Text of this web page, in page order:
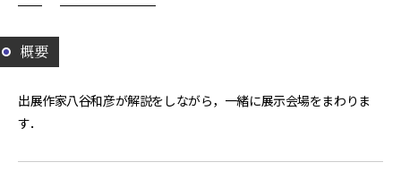
概要
出展作家八谷和彦が解説をしながら，一緒に展示会場をまわりま
す．